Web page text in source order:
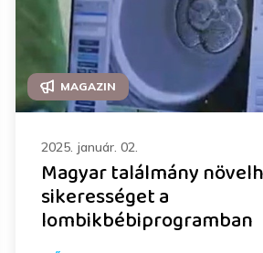
MAGAZIN
2025. január. 02.
Magyar találmány
sikerességet a
lombikbébiprogramban